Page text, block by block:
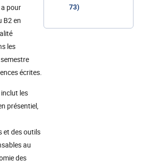
pour
B2 en
les
écrites.
les
présentiel,
et des outils
au
des
73)